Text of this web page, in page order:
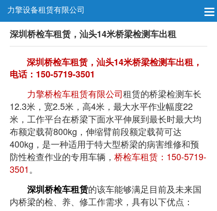
力擎设备租赁有限公司
深圳桥检车租赁，汕头14米桥梁检测车出租
深圳桥检车租赁，汕头14米桥梁检测车出租，
电话：150-5719-3501
力擎桥检车租赁有限公司租赁的桥梁检测车长
12.3米，宽2.5米，高4米，最大水平作业幅度22
米，工作平台在桥梁下面水平伸展到最长时最大均
布额定载荷800kg，伸缩臂前段额定载荷可达
400kg，是一种适用于特大型桥梁的病害维修和预
防性检查作业的专用车辆， 桥检车租赁：150-5719-
3501。
深圳桥检车租赁的该车能够满足目前及未来国
内桥梁的检、养、修工作需求，具有以下优点：